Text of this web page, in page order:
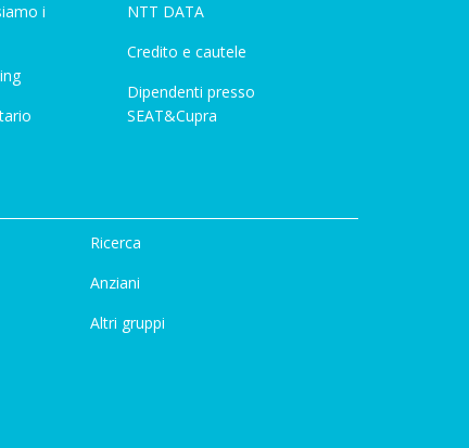
i
NTT DATA
Credito e cautele
Dipendenti presso
SEAT&Cupra
Ricerca
Anziani
Altri gruppi